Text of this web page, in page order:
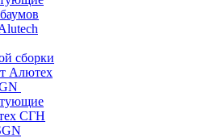
сборки
Алютех
СГН